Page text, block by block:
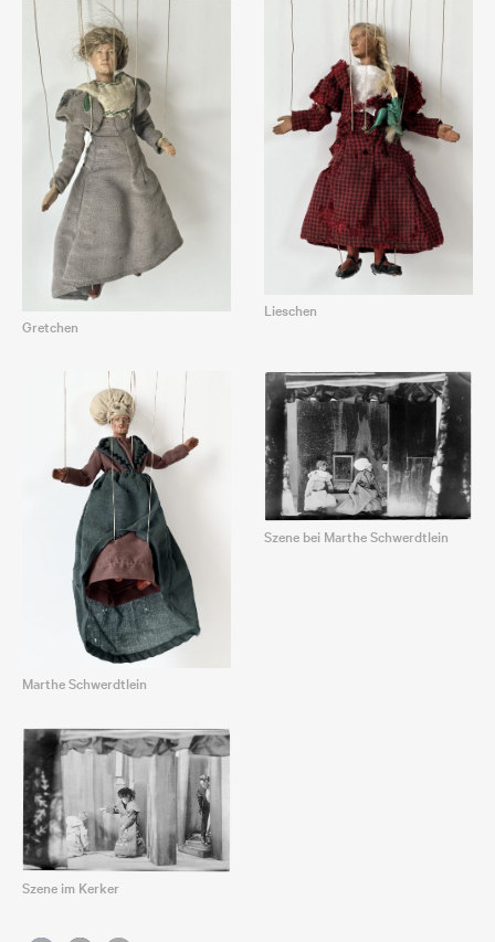
Gretchen
Lieschen
Marthe Schwerdtlein
Szene bei Marthe Schwerdtlein
Szene im Kerker